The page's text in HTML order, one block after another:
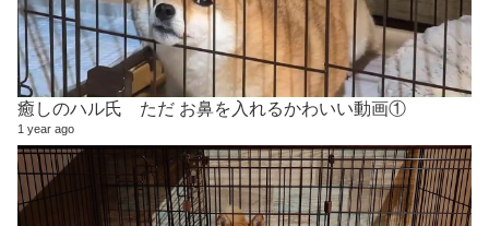
癒しのハル氏 ただ お鼻を入れるかわいい動画①
1 year ago